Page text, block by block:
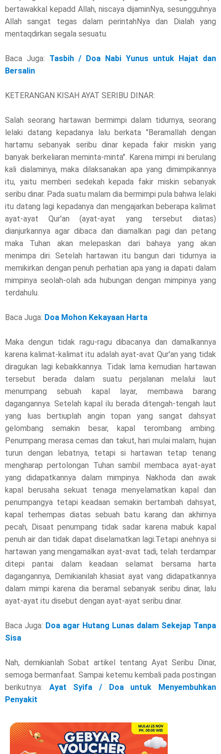
bertawakkal kepadd Allah, niscaya dijaminNya, sesungguhnya
Allah sangat tegas dalam perintahNya dan Dialah yang
mentaqdirkan segala sesuatu.
Baca Juga: Tasbih / Doa Nabi Yunus untuk Hajat dan
Bersalin
KETERANGAN KISAH AYAT SERIBU DINAR:
Salah seorang hartawan bermimpi dalam tidurnya, seorang
lelaki datang kepadanya lalu berkata "Beramallah dengan
hartamu sebanyak seribu dinar kepada fakir miskin yang
banyak berkeliaran meminta-minta". Karena mimpi ini berulang
kali dialaminya, maka dilaksanakan apa yang dimimpikannya
itu, yaitu memberi sedekah kepada fakir miskin sebanyak
seribu dinar. Pada suatu malam dia bermimpi pula bahwa lelaki
itu datang lagi kepadanya dan mengajarkan beberapa kalimat
ayat-ayat Qur'an (ayat-ayat yang tersebut diatas)
dianjurkannya agar dibaca dan diamalkan pagi dan petang
maka Tuhan akan melepaskan dari bahaya yang akan
menimpa diri. Setelah hartawan itu bangun dari tidurnya ia
memikirkan dengan penuh perhatian apa yang ia dapati dalam
mimpinya seolah-olah ada hubungan dengan mimpinya yang
terdahulu.
Baca Juga: Doa Mohon Kekayaan Harta
Maka dengun tidak ragu-ragu dibacanya dan damalkannya
karena kalimat-kalimat itu adalah ayat-avat Qur'an yang tidak
diragukan lagi kebaikkannya. Tidak lama kemudian hartawan
tersebut berada dalam suatu perjalanan melalui laut
menumpang sebuah kapal layar, membawa barang
dagangannya. Setelah kapal ilu berada ditengah-tengah laut
yang luas bertiuplah angin topan yang sangat dahsyat
gelombang semakin besar, kapal terombang ambing.
Penumpang merasa cemas dan takut, hari mulai malam, hujan
turun dengan lebatnya, tetapi si hartawan tetap tenang
mengharap pertolongan Tuhan sambil membaca ayat-ayat
yang didapatkannya dalam mimpinya. Nakhoda dan awak
kapal berusaha sekuat tenaga menyelamatkan kapal dan
penumpangya tetapi keadaan semakin bertambah dahsyat,
kapal terhempas diatas sebuah batu karang dan akhirnya
pecah, Disaat penumpang tidak sadar karena mabuk kapal
penuh air dan tidak dapat diselamatkan lagi.Tetapi anehnya si
hartawan yang mengamalkan ayat-avat tadi, telah terdampar
ditepi pantai dalam keadaan selamat bersama harta
dagangannya, Demikianilah khasiat ayat vang didapatkannya
dalam mimpi karena dia beramal sebanyak seribu dinar, lalu
ayat-ayat itu disebut dengan ayat-ayat seribu dinar.
Baca Juga: Doa agar Hutang Lunas dalam Sekejap Tanpa
Sisa
Nah, demikianlah Sobat artikel tentang Ayat Seribu Dinar,
semoga bermanfaat. Sampai ketemu kembali pada postingan
berikutnya: Ayat Syifa / Doa untuk Menyembuhkan
Penyakit